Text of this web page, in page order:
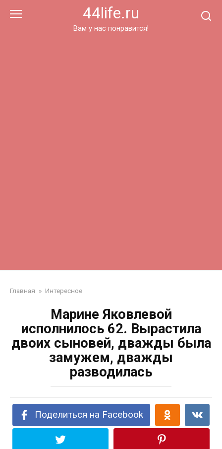
44life.ru
Вам у нас понравится!
Главная » Интересное
Марине Яковлевой
исполнилось 62. Вырастила
двоих сыновей, дважды была
замужем, дважды
разводилась
Поделиться на Facebook